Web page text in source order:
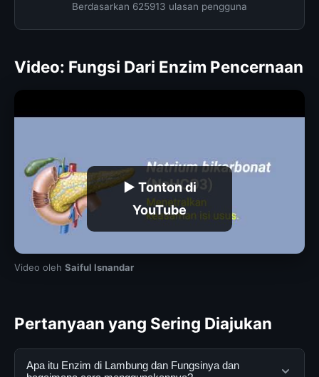
Berdasarkan 625913 ulasan pengguna
Video: Fungsi Dari Enzim Pencernaan
▶ Tonton di
YouTube
Video oleh Saiful Isnandar
Pertanyaan yang Sering Diajukan
Apa itu Enzim di Lambung dan Fungsinya dan